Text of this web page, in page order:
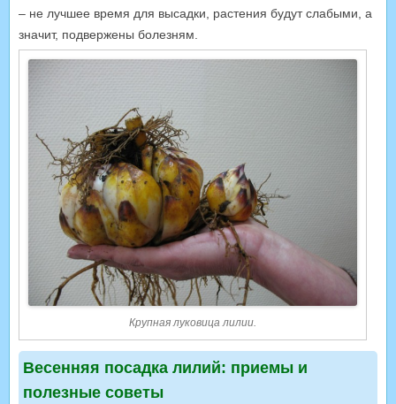
– не лучшее время для высадки, растения будут слабыми, а
значит, подвержены болезням.
Крупная луковица лилии.
Весенняя посадка лилий: приемы и
полезные советы